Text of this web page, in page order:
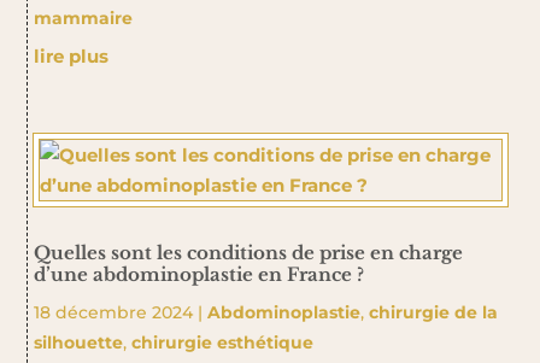
mammaire
lire plus
Quelles sont les conditions de prise en charge
d’une abdominoplastie en France ?
18 décembre 2024| Abdominoplastie, chirurgie de la
silhouette, chirurgie esthétique